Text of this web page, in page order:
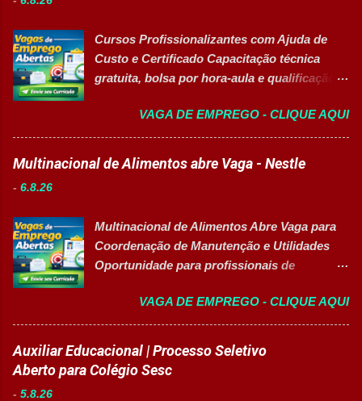
Cursos Profissionalizantes com Ajuda de
Custo e Certificado Capacitação técnica
gratuita, bolsa por hora-aula e qualificação
MINHA VAGA Sobre o Programa de
Qualificação Estão abertas as inscrições
para programas de formação
profissionalizante voltados para o
Além do aprendizado prático e da
certificação reconhecida, os participantes
contam com uma ajuda de custo calculada
para apoiar o desenvolvimento do aluno
durante todo o período de estudos. Opções
de Formação Disponíveis Aperfeiçoamento
em Gestão e Serviços de Gastronomia
VAGA DE EMPREGO - CLIQUE AQUI
Multinacional de Alimentos abre Vaga - Nestle
- 6.8.26
Multinacional de Alimentos Abre Vaga para
Coordenação de Manutenção e Utilidades
Oportunidade para profissionais de
e excelência operacional 👉 CANDIDATAR-
SE AGORA Sobre a Posição Líder mundial
no segmento de alimentos e bebidas busca
profissional qualificado para coordenar as
áreas de Manutenção e Utilidades em sua
VAGA DE EMPREGO - CLIQUE AQUI
Auxiliar Educacional | Processo Seletivo
Aberto para Colégio Sesc
- 5.8.26